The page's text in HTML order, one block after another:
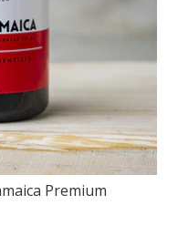
Premium